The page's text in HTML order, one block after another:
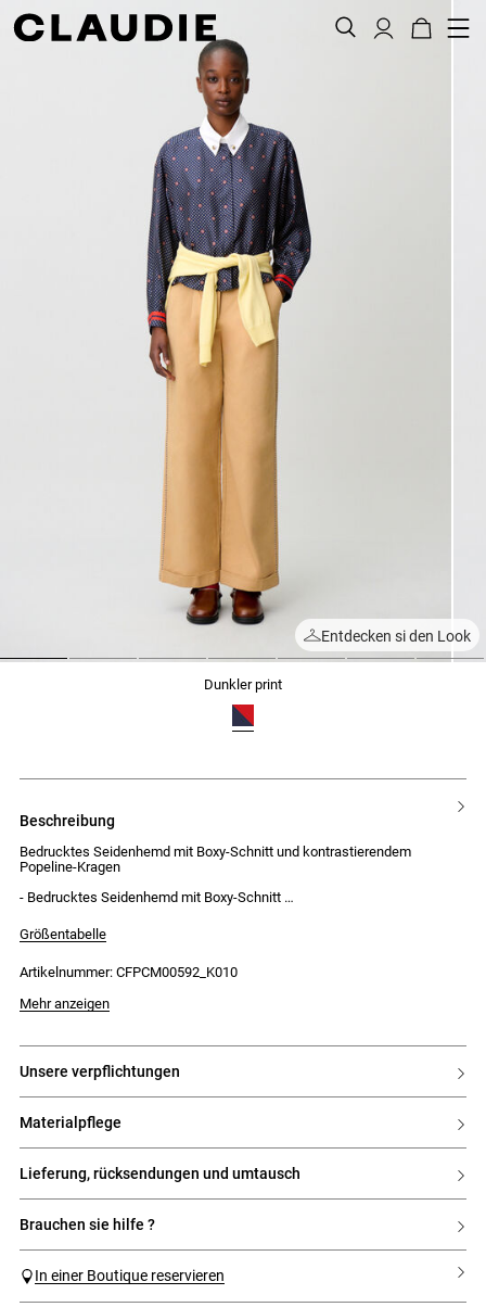
Entdecken si den Look
dunkler print
beschreibung
Bedrucktes Seidenhemd mit Boxy-Schnitt und kontrastierendem
Popeline-Kragen
- Bedrucktes Seidenhemd mit Boxy-Schnitt
Silber
- Verdeckte Knopfleiste mit 7 Knöpfen
- Flache Falte am Rücken
Größentabelle
Artikelnummer: CFPCM00592_K010
Das Model ist 177 cm groß und trägt Größe 34
Mehr anzeigen
unsere verpflichtungen
materialpflege
lieferung, rücksendungen und umtausch
brauchen sie hilfe ?
In einer Boutique reservieren